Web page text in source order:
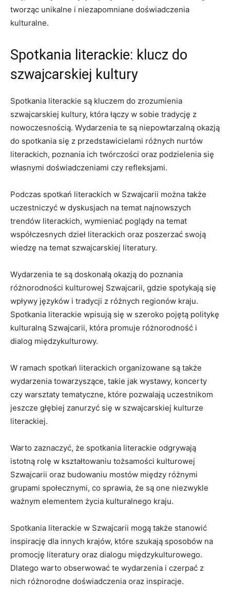
tworząc​ unikalne i niezapomniane doświadczenia
kulturalne.
Spotkania literackie: klucz‍ do
szwajcarskiej kultury
Spotkania⁢ literackie są kluczem do zrozumienia
szwajcarskiej kultury, która łączy w sobie⁣ tradycję z
nowoczesnością. Wydarzenia ​te są ⁤niepowtarzalną okazją
do spotkania się z przedstawicielami różnych nurtów
literackich, poznania ich⁢ twórczości oraz podzielenia się⁣
własnymi doświadczeniami czy refleksjami.
Podczas ‍spotkań ‍literackich w Szwajcarii można ⁣także
uczestniczyć w dyskusjach na temat​ najnowszych
trendów literackich,⁤ wymieniać poglądy na‍ temat
współczesnych⁣ dzieł literackich oraz poszerzać ‍swoją
wiedzę na ⁢temat‌ szwajcarskiej ‍literatury.
Wydarzenia ​te są doskonałą okazją do poznania
różnorodności​ kulturowej Szwajcarii,⁢ gdzie ⁢spotykają się​
wpływy języków i‍ tradycji z‌ różnych regionów ‌kraju.
Spotkania literackie ‌wpisują się w szeroko pojętą ⁣politykę⁤
kulturalną Szwajcarii, która⁢ promuje ⁢różnorodność i
dialog międzykulturowy.
W ramach spotkań literackich organizowane są ⁢także⁢
wydarzenia towarzyszące, ‌takie jak ⁣wystawy, koncerty
czy ⁤warsztaty tematyczne, które pozwalają ⁣uczestnikom
jeszcze głębiej zanurzyć się w szwajcarskiej‌ kulturze
literackiej.
Warto‌ zaznaczyć, że spotkania literackie odgrywają
istotną rolę‍ w kształtowaniu tożsamości kulturowej⁣
Szwajcarii‍ oraz budowaniu mostów ​między różnymi
grupami ​społecznymi, co sprawia, że są one niezwykle
ważnym​ elementem życia kulturalnego ​kraju.
Spotkania literackie w ‍Szwajcarii mogą także stanowić
inspirację dla innych krajów, które⁤ szukają sposobów na
‌promocję literatury⁣ oraz dialogu​ międzykulturowego.
Dlatego warto ⁤obserwować te ‌wydarzenia⁢ i czerpać z
nich różnorodne doświadczenia oraz inspiracje.